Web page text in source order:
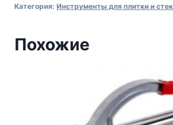
Категория: Инструменты для плитки и
Похожие